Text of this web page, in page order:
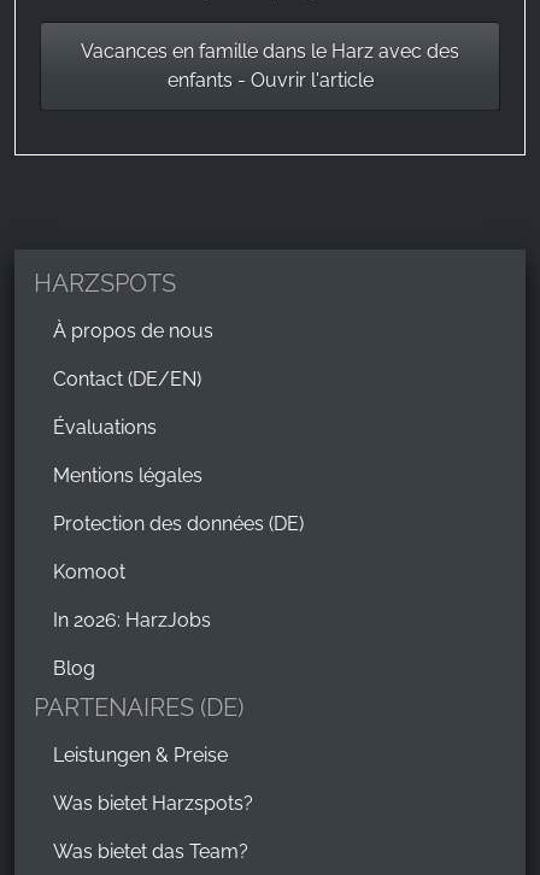
Vacances en famille dans le Harz avec des
enfants - Ouvrir l'article
HARZSPOTS
À propos de nous
Contact (DE/EN)
Évaluations
Mentions légales
Protection des données (DE)
Komoot
In 2026: HarzJobs
Blog
PARTENAIRES (DE)
Leistungen & Preise
Was bietet Harzspots?
Was bietet das Team?